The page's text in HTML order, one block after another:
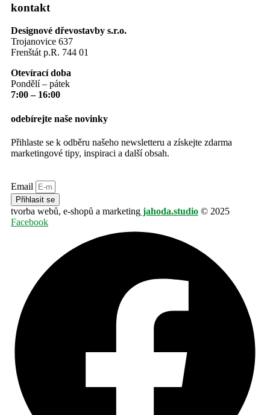
kontakt
Designové dřevostavby s.r.o.
Trojanovice 637
Frenštát p.R. 744 01
Otevírací doba
Pondělí – pátek
7:00 – 16:00
odebírejte naše novinky
Přihlaste se k odběru našeho newsletteru a získejte zdarma
marketingové tipy, inspiraci a další obsah.
Email
Přihlasit se
tvorba webů, e-shopů a marketing jahoda.studio © 2025
Facebook